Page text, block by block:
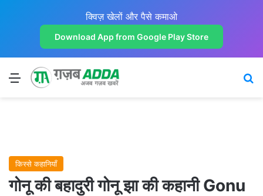
क्विज़ खेलों और पैसे कमाओ
Download App from Google Play Store
Menu
किस्से कहानियाँ
गोनू की बहादुरी गोनू झा की कहानी Gonu